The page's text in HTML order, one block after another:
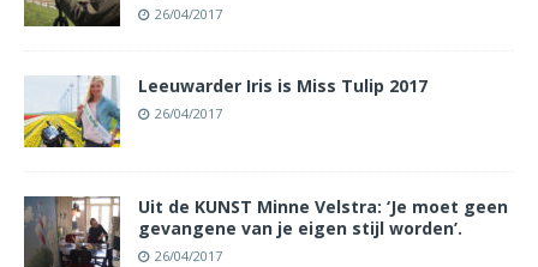
26/04/2017
Leeuwarder Iris is Miss Tulip 2017
26/04/2017
Uit de KUNST Minne Velstra: ‘Je moet geen
gevangene van je eigen stijl worden’.
26/04/2017